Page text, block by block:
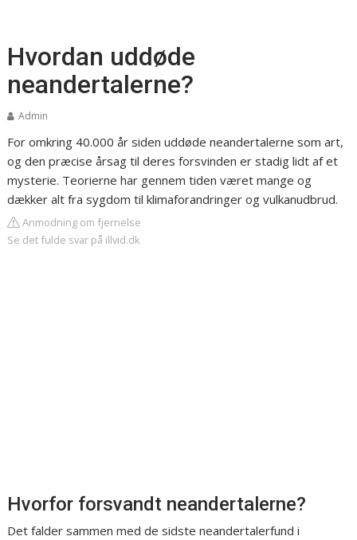
Hvordan uddøde
neandertalerne?
Admin
For omkring 40.000 år siden uddøde neandertalerne som art,
og den præcise årsag til deres forsvinden er stadig lidt af et
mysterie. Teorierne har gennem tiden været mange og
dækker alt fra sygdom til klimaforandringer og vulkanudbrud.
Anmodning om fjernelse
Se det fulde svar på illvid.dk
Hvorfor forsvandt neandertalerne?
Det falder sammen med de sidste neandertalerfund i